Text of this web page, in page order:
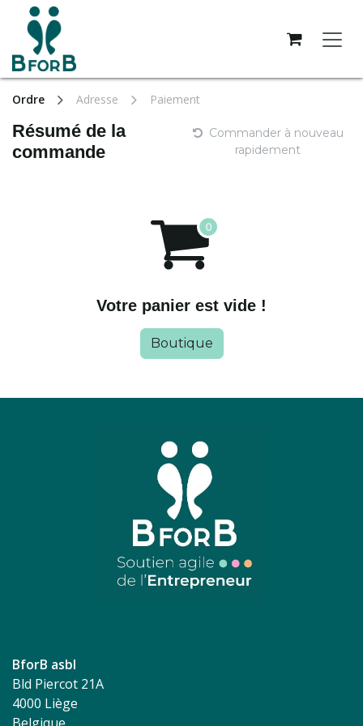
Se rendre au contenu
Ordre Adresse Paiement
Résumé de la
commande
Commander à nouveau
rapidement
Votre panier est vide !
Boutique
BforB asbl
Bld Piercot 21A
4000 Liège